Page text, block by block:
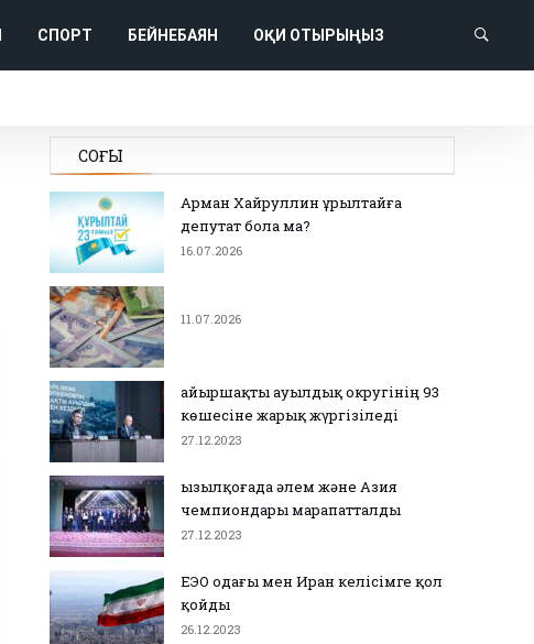
СПОРТ БЕЙНЕБАЯН ОҚИ ОТЫРЫҢЫЗ
СОҢҒЫ
Арман Хайруллин Құрылтайға
депутат бола ма?
16.07.2026
11.07.2026
Қайыршақты ауылдық округінің 93
көшесіне жарық жүргізіледі
27.12.2023
Қызылқоғада әлем және Азия
чемпиондары марапатталды
27.12.2023
ЕЭО одағы мен Иран келісімге қол
қойды
26.12.2023